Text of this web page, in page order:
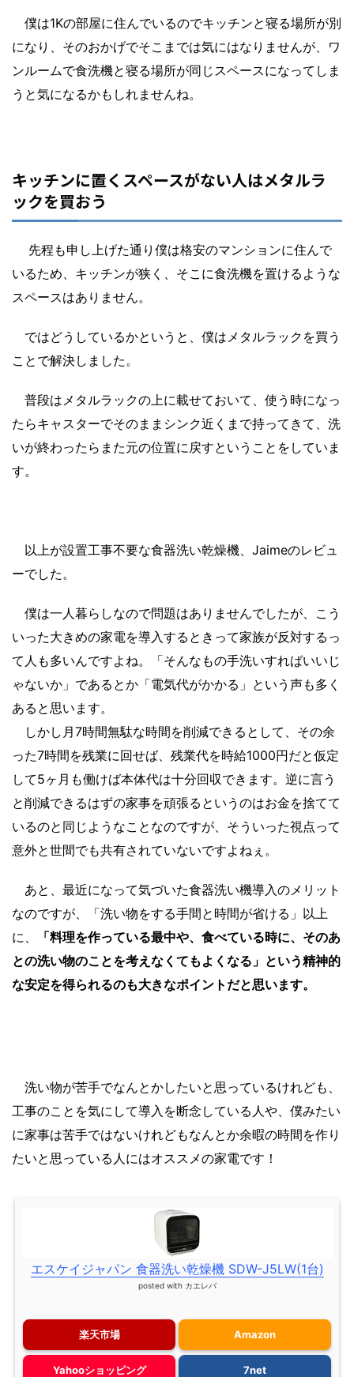
僕は1Kの部屋に住んでいるのでキッチンと寝る場所が別
になり、そのおかげでそこまでは気にはなりませんが、ワ
ンルームで食洗機と寝る場所が同じスペースになってしま
うと気になるかもしれませんね。
キッチンに置くスペースがない人はメタルラ
ックを買おう
先程も申し上げた通り僕は格安のマンションに住んで
いるため、キッチンが狭く、そこに食洗機を置けるような
スペースはありません。
ではどうしているかというと、僕はメタルラックを買う
ことで解決しました。
普段はメタルラックの上に載せておいて、使う時になっ
たらキャスターでそのままシンク近くまで持ってきて、洗
いが終わったらまた元の位置に戻すということをしていま
す。
以上が設置工事不要な食器洗い乾燥機、Jaimeのレビュ
ーでした。
僕は一人暮らしなので問題はありませんでしたが、こう
いった大きめの家電を導入するときって家族が反対するっ
て人も多いんですよね。「そんなもの手洗いすればいいじ
ゃないか」であるとか「電気代がかかる」という声も多く
あると思います。
しかし月7時間無駄な時間を削減できるとして、その余
った7時間を残業に回せば、残業代を時給1000円だと仮定
して5ヶ月も働けば本体代は十分回収できます。逆に言う
と削減できるはずの家事を頑張るというのはお金を捨てて
いるのと同じようなことなのですが、そういった視点って
意外と世間でも共有されていないですよねぇ。
あと、最近になって気づいた食器洗い機導入のメリット
なのですが、「洗い物をする手間と時間が省ける」以上
に、
「料理を作っている最中や、食べている時に、そのあ
との洗い物のことを考えなくてもよくなる」という精神的
な安定を得られるのも大きなポイントだと思います。
洗い物が苦手でなんとかしたいと思っているけれども、
工事のことを気にして導入を断念している人や、僕みたい
に家事は苦手ではないけれどもなんとか余暇の時間を作り
たいと思っている人にはオススメの家電です！
エスケイジャパン 食器洗い乾燥機 SDW-J5LW(1台)
posted with カエレバ
楽天市場 Amazon
Yahooショッピング 7net